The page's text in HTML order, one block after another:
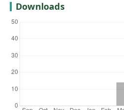
Downloads